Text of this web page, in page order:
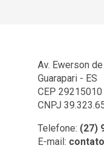
Av. Ewerson
Guarapari - ES
CEP 29215010
CNPJ
Telefone: (27)
E-mail: